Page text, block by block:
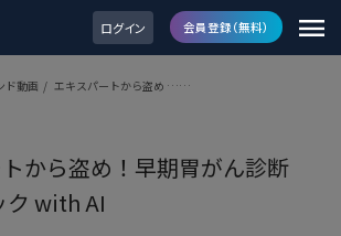
ログイン 会員登録（無料）
ド動画 / エキスパートから盗め ……
から盗め！早期胃がん診断
ク with AI